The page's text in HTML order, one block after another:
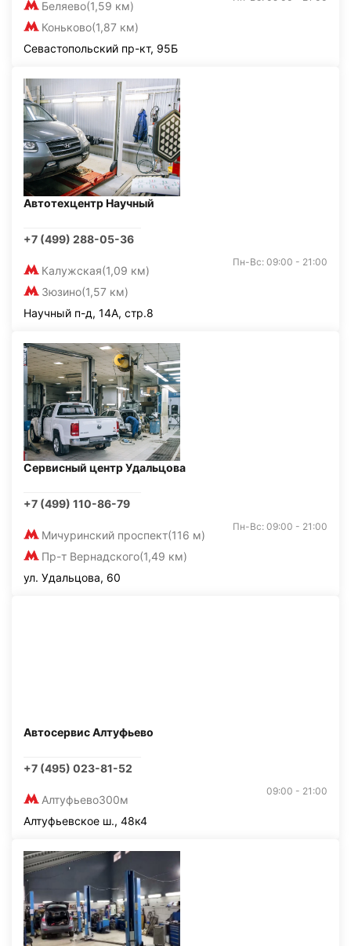
Беляево(1,59 км)
Коньково(1,87 км)
Севастопольский пр-кт, 95Б
Автотехцентр Научный
+7 (499) 288-05-36
Калужская(1,09 км)
Зюзино(1,57 км)
Пн-Вс: 09:00 - 21:00
Научный п-д, 14А, стр.8
Сервисный центр Удальцова
+7 (499) 110-86-79
Мичуринский проспект(116 м)
Пр-т Вернадского(1,49 км)
Пн-Вс: 09:00 - 21:00
ул. Удальцова, 60
Автосервис Алтуфьево
+7 (495) 023-81-52
Алтуфьево300м
09:00 - 21:00
Алтуфьевское ш., 48к4